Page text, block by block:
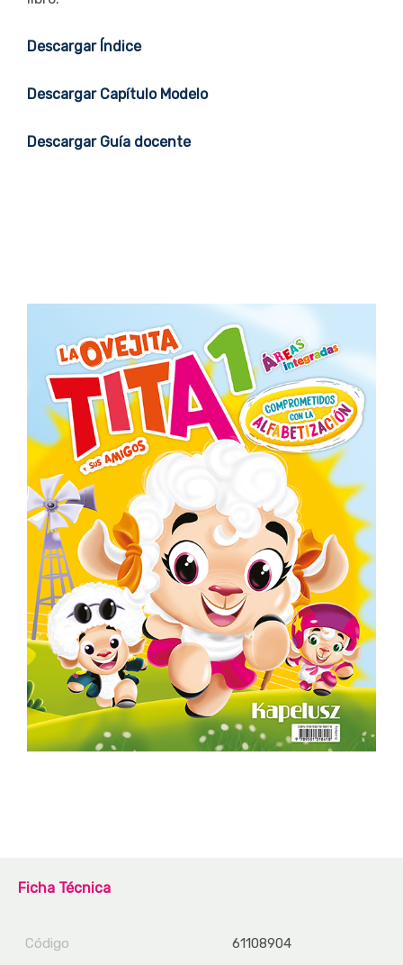
Descargar Índice
Descargar Capítulo Modelo
Descargar Guía docente
Ficha Técnica
Código
61108904